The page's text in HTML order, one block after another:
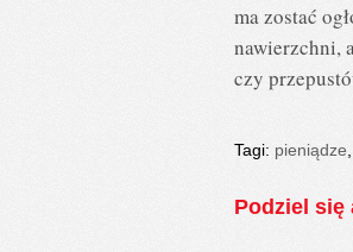
ma zostać
nawierzchni,
czy
Tagi: pieniądze
Podziel się